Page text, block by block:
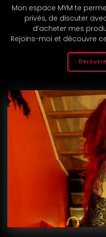
Mon espace MYM te
privés, de discuter
d’acheter mes
Rejoins-moi et découvre